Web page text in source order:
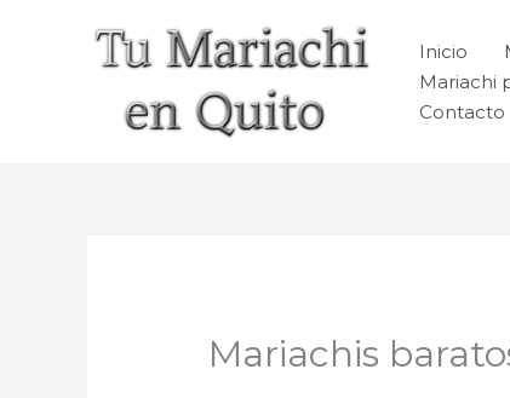
Inicio
Mariachi
Contacto
Mariachis